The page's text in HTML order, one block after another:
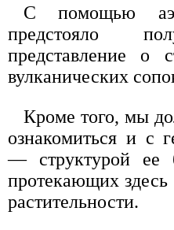
С помощью
предстояло
представление о
вулканических
Кроме того, мы
ознакомиться и с
— структурой ее
протекающих
растительности.